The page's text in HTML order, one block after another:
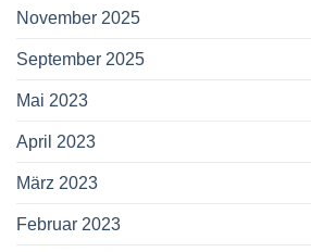
November 2025
September 2025
Mai 2023
April 2023
März 2023
Februar 2023